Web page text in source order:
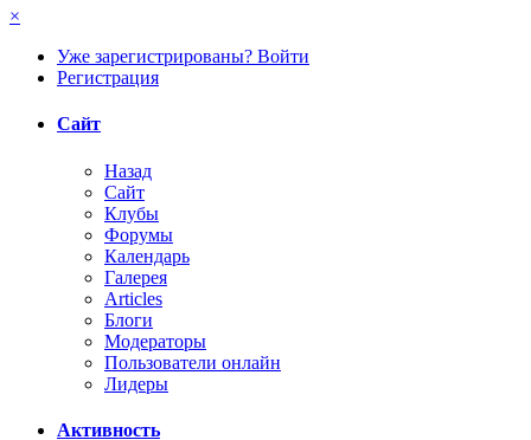
×
Уже зарегистрированы? Войти
Регистрация
Сайт
Назад
Сайт
Клубы
Форумы
Календарь
Галерея
Articles
Блоги
Модераторы
Пользователи онлайн
Лидеры
Активность